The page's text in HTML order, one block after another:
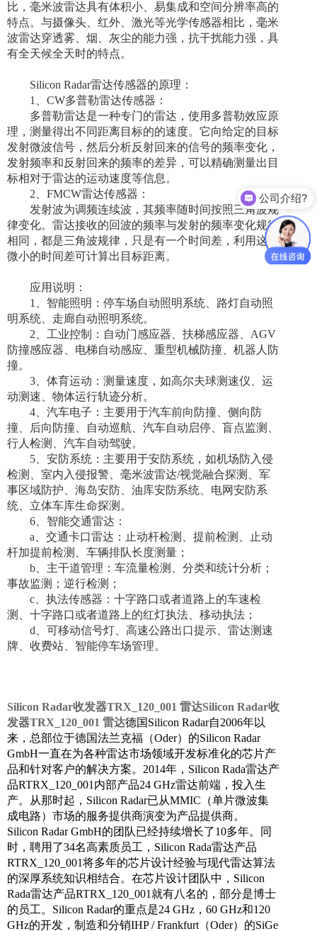
比，毫米波雷达具有体积小、易集成和空间分辨率高的
特点。与摄像头、红外、激光等光学传感器相比，毫米
波雷达穿透雾、烟、灰尘的能力强，抗干扰能力强，具
有全天候全天时的特点。
Silicon Radar雷达传感器的原理：
1、CW多普勒雷达传感器：
多普勒雷达是一种专门的雷达，使用多普勒效应原
理，测量得出不同距离目标的的速度。它向给定的目标
发射微波信号，然后分析反射回来的信号的频率变化，
发射频率和反射回来的频率的差异，可以精确测量出目
标相对于雷达的运动速度等信息。
2、FMCW雷达传感器：
发射波为调频连续波，其频率随时间按照三角波规
律变化。雷达接收的回波的频率与发射的频率变化规律
相同，都是三角波规律，只是有一个时间差，利用这个
微小的时间差可计算出目标距离。
应用说明：
1、智能照明：停车场自动照明系统、路灯自动照
明系统、走廊自动照明系统。
2、工业控制：自动门感应器、扶梯感应器、AGV
防撞感应器、电梯自动感应、重型机械防撞、机器人防
撞。
3、体育运动：测量速度，如高尔夫球测速仪、运
动测速、物体运行轨迹分析。
4、汽车电子：主要用于汽车前向防撞、侧向防
撞、后向防撞、自动巡航、汽车自动启停、盲点监测、
行人检测、汽车自动驾驶。
5、安防系统：主要用于安防系统，如机场防入侵
检测、室内入侵报警、毫米波雷达/视觉融合探测、军
事区域防护、海岛安防、油库安防系统、电网安防系
统、立体车库生命探测。
6、智能交通雷达：
a、交通卡口雷达：止动杆检测、提前检测、止动
杆加提前检测、车辆排队长度测量；
b、主干道管理：车流量检测、分类和统计分析；
事故监测；逆行检测；
c、执法传感器：十字路口或者道路上的车速检
测、十字路口或者道路上的红灯执法、移动执法；
d、可移动信号灯、高速公路出口提示、雷达测速
牌、收费站、智能停车场管理。
Silicon Radar收发器TRX_120_001 雷达Silicon Radar收
发器TRX_120_001 雷达德国Silicon Radar自2006年以
来，总部位于德国法兰克福（Oder）的Silicon Radar
GmbH一直在为各种雷达市场领域开发标准化的芯片产
品和针对客户的解决方案。2014年，Silicon Rada雷达产
品RTRX_120_001内部产品24 GHz雷达前端，投入生
产。从那时起，Silicon Radar已从MMIC（单片微波集
成电路）市场的服务提供商演变为产品提供商。
Silicon Radar GmbH的团队已经持续增长了10多年。同
时，聘用了34名高素质员工，Silicon Rada雷达产品
RTRX_120_001将多年的芯片设计经验与现代雷达算法
的深厚系统知识相结合。在芯片设计团队中，Silicon
Rada雷达产品RTRX_120_001就有八名的，部分是博士
的员工。Silicon Radar的重点是24 GHz，60 GHz和120
GHz的开发，制造和分销IHP / Frankfurt（Oder）的SiGe
公司介绍?